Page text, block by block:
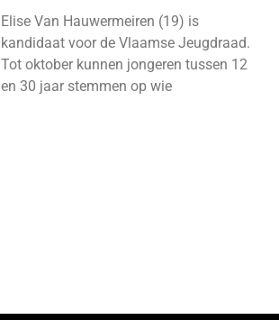
Elise Van Hauwermeiren (19) is
kandidaat voor de Vlaamse Jeugdraad.
Tot oktober kunnen jongeren tussen 12
en 30 jaar stemmen op wie